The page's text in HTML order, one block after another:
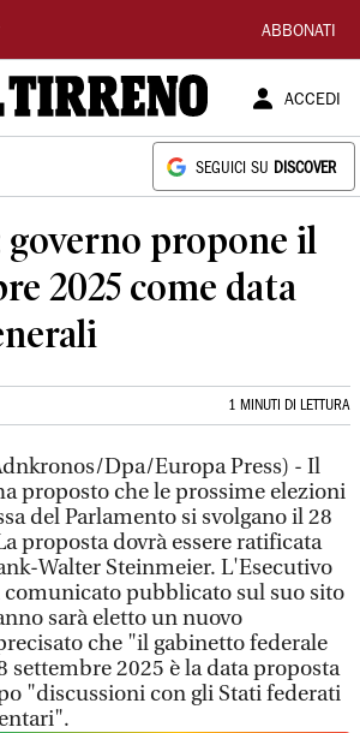
ABBONATI
ACCEDI
SEGUICI SU DISCOVER
governo propone il
2025 come data
1 MINUTI DI LETTURA
Dpa/Europa Press) - Il
proposto che le prossime elezioni
del Parlamento si svolgano il 28
proposta dovrà essere ratificata
Walter Steinmeier. L'Esecutivo
pubblicato sul suo sito
sarà eletto un nuovo
che "il gabinetto federale
settembre 2025 è la data proposta
"discussioni con gli Stati federati